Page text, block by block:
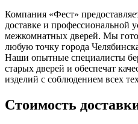
Компания «Фест»
доставке и профессиональной
межкомнатных дверей. Мы
любую точку города
Наши опытные специалисты
старых дверей и обеспечат
изделий с соблюдением всех
Стоимость